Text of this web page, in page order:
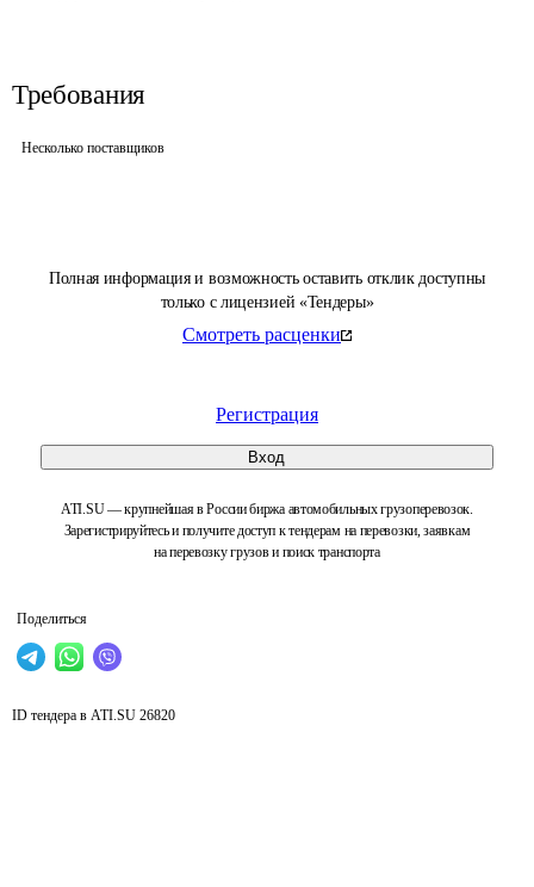
Полная информация и возможность оставить отклик доступны
только с лицензией «Тендеры»
Смотреть расценки
Регистрация
Вход
ATI.SU — крупнейшая в России биржа автомобильных грузоперевозок.
Зарегистрируйтесь и получите доступ к тендерам на перевозки, заявкам
на перевозку грузов и поиск транспорта
Поделиться
Требования
Несколько поставщиков
ID тендера в ATI.SU 26820